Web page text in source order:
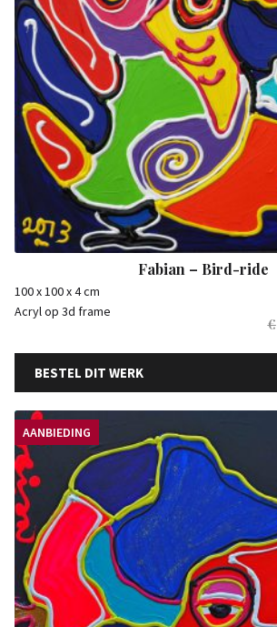
Fabian – Bird-ride
100 x 100 x 4 cm
Acryl op 3d frame
€
BESTEL DIT WERK
AANBIEDING